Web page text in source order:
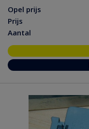
Opel prijs
Prijs
Aantal